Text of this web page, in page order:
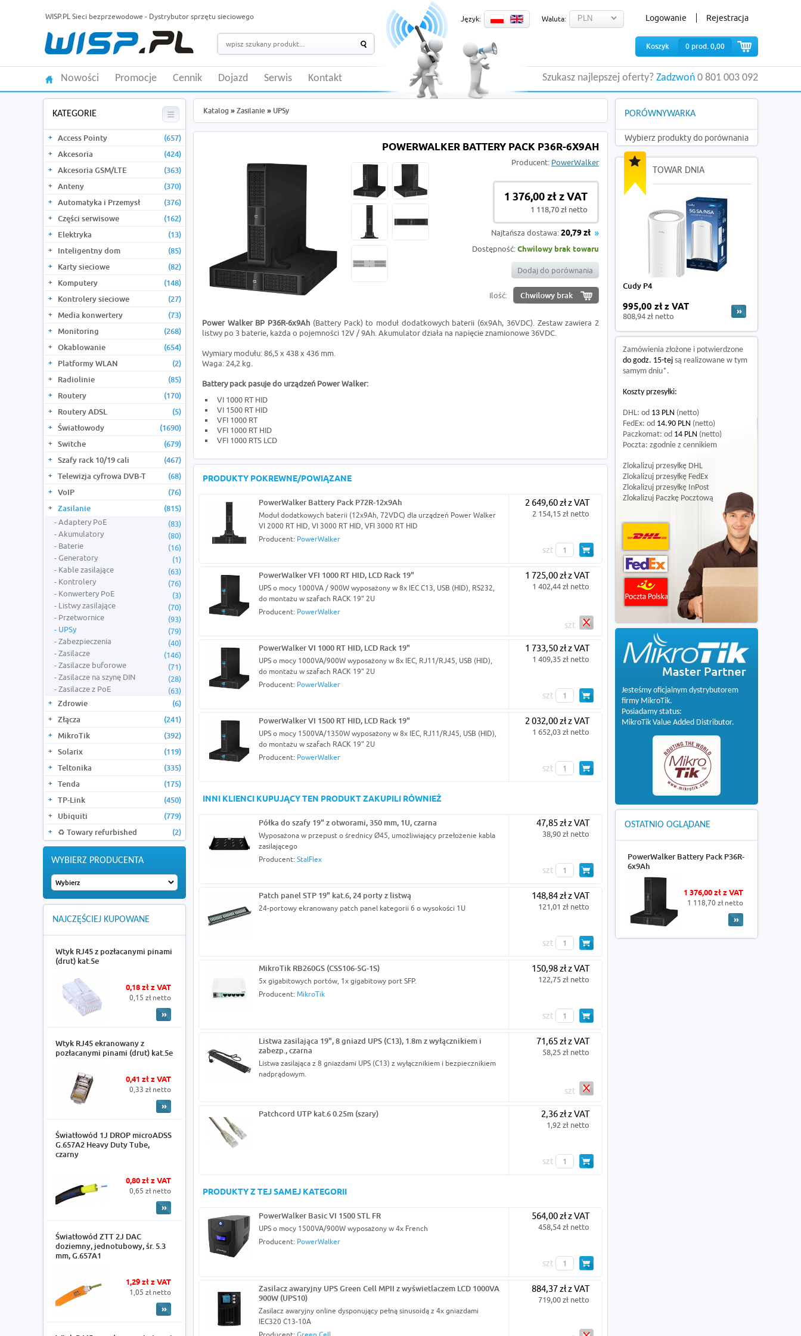
WISP.PL Sieci bezprzewodowe - Dystrybutor sprzętu sieciowego Język: Waluta: Logowanie Rejestracja
Koszyk 0 prod. 0,00
Szukasz najlepszej oferty? Zadzwoń 0 801 003 092
Nowości Promocje Cennik Dojazd Serwis Kontakt
KATEGORIE
Access Pointy
(657)
Akcesoria
(424)
Akcesoria GSM/LTE
(363)
Anteny
(370)
Automatyka i Przemysł
(376)
Części serwisowe
(162)
Elektryka
(13)
Inteligentny dom
(85)
Karty sieciowe
(82)
Komputery
(148)
Kontrolery sieciowe
(27)
Media konwertery
(73)
Monitoring
(268)
Okablowanie
(654)
Platformy WLAN
(2)
Radiolinie
(85)
Routery
(170)
Routery ADSL
(5)
Światłowody
(1690)
Switche
(679)
Szafy rack 10/19 cali
(467)
Telewizja cyfrowa DVB-T
(68)
VoIP
(76)
Zasilanie
(815)
Adaptery PoE
(83)
Akumulatory
(80)
Baterie
(16)
Generatory
(1)
Kable zasilające
(63)
Kontrolery
(76)
Konwertery PoE
(3)
Listwy zasilające
(70)
Przetwornice
(93)
UPSy
(79)
Zabezpieczenia
(40)
Zasilacze
(146)
Zasilacze buforowe
(71)
Zasilacze na szynę DIN
(28)
Zasilacze z PoE
(63)
Zdrowie
(6)
Złącza
(241)
MikroTik
(392)
Solarix
(119)
Teltonika
(335)
Tenda
(175)
TP-Link
(450)
Ubiquiti
(779)
♻️ Towary refurbished
(2)
WYBIERZ PRODUCENTA
NAJCZĘŚCIEJ KUPOWANE
Wtyk RJ45 z pozłacanymi pinami
(drut) kat.5e
0,18 zł z VAT
0,15 zł netto
Wtyk RJ45 ekranowany z
pozłacanymi pinami (drut) kat.5e
0,41 zł z VAT
0,33 zł netto
Światłowód 1J DROP microADSS
G.657A2 Heavy Duty Tube,
czarny
0,80 zł z VAT
0,65 zł netto
Światłowód ZTT 2J DAC
doziemny, jednotubowy, śr. 5.3
mm, G.657A1
1,29 zł z VAT
1,05 zł netto
Katalog » Zasilanie » UPSy
POWERWALKER BATTERY PACK P36R-6X9AH
Producent: PowerWalker
1 376,00 zł z VAT
1 118,70 zł netto
Najtańsza dostawa:20,79 zł
Dostępność:Chwilowy brak towaru
Dodaj do porównania
Ilość:
Power Walker BP P36R-6x9Ah (Battery Pack) to moduł dodatkowych baterii (6x9Ah, 36VDC). Zestaw zawiera 2
listwy po 3 baterie, każda o pojemności 12V / 9Ah. Akumulator działa na napięcie znamionowe 36VDC.
Wymiary modułu: 86,5 x 438 x 436 mm.
Waga: 24,2 kg.
Battery pack pasuje do urządzeń Power Walker:
VI 1000 RT HID
VI 1500 RT HID
VFI 1000 RT
VFI 1000 RT HID
VFI 1000 RTS LCD
PRODUKTY POKREWNE/POWIĄZANE
PowerWalker Battery Pack P72R-12x9Ah
Moduł dodatkowych baterii (12x9Ah, 72VDC) dla urządzeń Power Walker
VI 2000 RT HID, VI 3000 RT HID, VFI 3000 RT HID
Producent: PowerWalker
2 649,60 zł z VAT
2 154,15 zł netto
szt
PowerWalker VFI 1000 RT HID, LCD Rack 19"
UPS o mocy 1000VA / 900W wyposażony w 8x IEC C13, USB (HID), RS232,
do montażu w szafach RACK 19" 2U
Producent: PowerWalker
1 725,00 zł z VAT
1 402,44 zł netto
szt
PowerWalker VI 1000 RT HID, LCD Rack 19"
UPS o mocy 1000VA/900W wyposażony w 8x IEC, RJ11/RJ45, USB (HID),
do montażu w szafach RACK 19" 2U
Producent: PowerWalker
1 733,50 zł z VAT
1 409,35 zł netto
szt
PowerWalker VI 1500 RT HID, LCD Rack 19"
UPS o mocy 1500VA/1350W wyposażony w 8x IEC, RJ11/RJ45, USB (HID),
do montażu w szafach RACK 19" 2U
Producent: PowerWalker
2 032,00 zł z VAT
1 652,03 zł netto
szt
INNI KLIENCI KUPUJĄCY TEN PRODUKT ZAKUPILI RÓWNIEŻ
Półka do szafy 19" z otworami, 350 mm, 1U, czarna
Wyposażona w przepust o średnicy Ø45, umożliwiający przełożenie kabla
zasilającego
Producent: StalFlex
47,85 zł z VAT
38,90 zł netto
szt
Patch panel STP 19" kat.6, 24 porty z listwą
24-portowy ekranowany patch panel kategorii 6 o wysokości 1U
148,84 zł z VAT
121,01 zł netto
szt
MikroTik RB260GS (CSS106-5G-1S)
5x gigabitowych portów, 1x gigabitowy port SFP.
Producent: MikroTik
150,98 zł z VAT
122,75 zł netto
szt
Listwa zasilająca 19", 8 gniazd UPS (C13), 1.8m z wyłącznikiem i
zabezp., czarna
Listwa zasilająca z 8 gniazdami UPS (C13) z wyłącznikiem i bezpiecznikiem
nadprądowym.
71,65 zł z VAT
58,25 zł netto
szt
Patchcord UTP kat.6 0.25m (szary) 2,36 zł z VAT
1,92 zł netto
szt
PRODUKTY Z TEJ SAMEJ KATEGORII
PowerWalker Basic VI 1500 STL FR
UPS o mocy 1500VA/900W wyposażony w 4x French
Producent: PowerWalker
564,00 zł z VAT
458,54 zł netto
szt
Zasilacz awaryjny UPS Green Cell MPII z wyświetlaczem LCD 1000VA
900W (UPS10)
Zasilacz awaryjny online dysponujący pełną sinusoidą z 4x gniazdami
IEC320 C13-10A
884,37 zł z VAT
719,00 zł netto
PORÓWNYWARKA
Wybierz produkty do porównania
TOWAR DNIA
Cudy P4
995,00 zł z VAT
808,94 zł netto
Zamówienia złożone i potwierdzone
do godz. 15-tej są realizowane w tym
samym dniu*.
Koszty przesyłki:
DHL: od 13 PLN (netto)
FedEx: od 14.90 PLN (netto)
Paczkomat: od 14 PLN (netto)
Poczta: zgodnie z cennikiem
Zlokalizuj przesyłkę DHL
Zlokalizuj przesyłkę FedEx
Zlokalizuj przesyłkę InPost
Zlokalizuj Paczkę Pocztową
Jesteśmy oficjalnym dystrybutorem
firmy MikroTik.
Posiadamy status:
MikroTik Value Added Distributor.
OSTATNIO OGLĄDANE
PowerWalker Battery Pack P36R-
6x9Ah
1 376,00 zł z VAT
1 118,70 zł netto